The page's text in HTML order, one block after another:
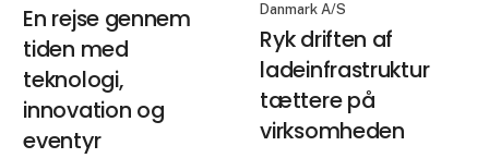
En rejse gennem
tiden med
teknologi,
innovation og
eventyr
Danmark A/S
Ryk driften af
ladeinfrastruktur
tættere på
virksomheden